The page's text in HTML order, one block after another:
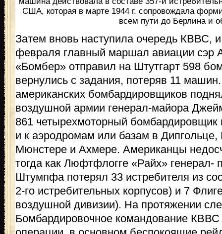
США, которая в марте 1944 г. сопровождала
всем пути до Берлина и
Затем вновь наступила очередь КВВС,
февраля главный маршал авиации сэр
«Бомбер» отправил на Штутгарт 598
вернулись с задания, потеряв 11
американских бомбардировщиков
воздушной армии генерал-майора
861 четырехмоторный бомбардировщик
и к аэродромам или базам в
Мюнстере и Ахмере. Американцы
тогда как Люфтфлогге «Райх» генерал-
Штумпфа потерял 33 истребителя из
2-го истребительных корпусов) и 7
воздушной дивизии). На протяжении
Бомбардировочное командование